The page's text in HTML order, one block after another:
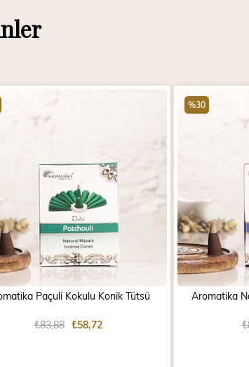
Paçuli Kokulu Konik Tütsü
₺58,72
₺83,88
Aromatika
%30